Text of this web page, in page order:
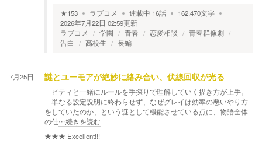
★153 ラブコメ 連載中 16話 162,470文字
2026年7月22日 02:59更新
ラブコメ
学園 青春 恋愛相談
青春群像劇
告白
高校生 長編
7月25日 謎とユーモアが絶妙に絡み合い、伏線回収が光る
ピティと一緒にルールを手探りで理解していく描き方が上手。
単なる設定説明に終わらせず、なぜグレイは効率の悪いやり方
をしていたのか、という謎として機能させている点に、物語全体
の仕…続きを読む
★★★ Excellent!!!